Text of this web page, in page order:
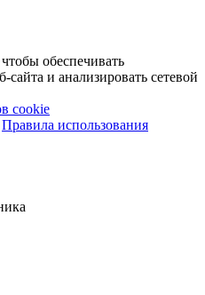
обеспечивать
и анализировать сетевой
cookie
Правила использования